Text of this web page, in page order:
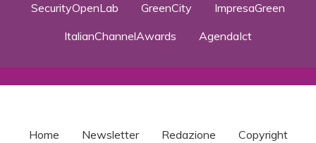
SecurityOpenLab
GreenCity
ImpresaGreen
ItalianChannelAwards
AgendaIct
Home Newsletter Redazione Copyright